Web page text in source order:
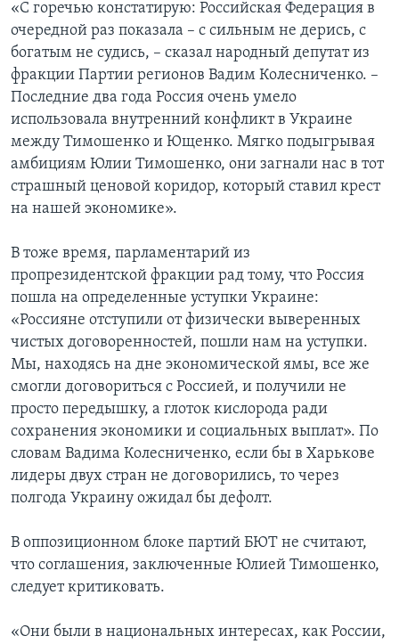
«С горечью констатирую: Российская Федерация в
очередной раз показала – с сильным не дерись, с
богатым не судись, – сказал народный депутат из
фракции Партии регионов Вадим Колесниченко. –
Последние два года Россия очень умело
использовала внутренний конфликт в Украине
между Тимошенко и Ющенко. Мягко подыгрывая
амбициям Юлии Тимошенко, они загнали нас в тот
страшный ценовой коридор, который ставил крест
на нашей экономике».
В тоже время, парламентарий из
пропрезидентской фракции рад тому, что Россия
пошла на определенные уступки Украине:
«Россияне отступили от физически выверенных
чистых договоренностей, пошли нам на уступки.
Мы, находясь на дне экономической ямы, все же
смогли договориться с Россией, и получили не
просто передышку, а глоток кислорода ради
сохранения экономики и социальных выплат». По
словам Вадима Колесниченко, если бы в Харькове
лидеры двух стран не договорились, то через
полгода Украину ожидал бы дефолт.
В оппозиционном блоке партий БЮТ не считают,
что соглашения, заключенные Юлией Тимошенко,
следует критиковать.
«Они были в национальных интересах, как России,